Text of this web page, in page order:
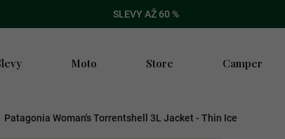
SLEVY AŽ 60 %
Moto Store Camper
Patagonia Woman's Torrentshell 3L Jacket - Thin Ice